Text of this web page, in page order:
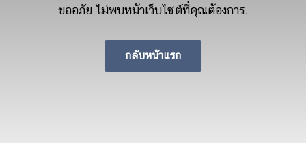
ขออภัย ไม่พบหน้าเว็บไซต์ที่คุณต้องการ.
กลับหน้าแรก